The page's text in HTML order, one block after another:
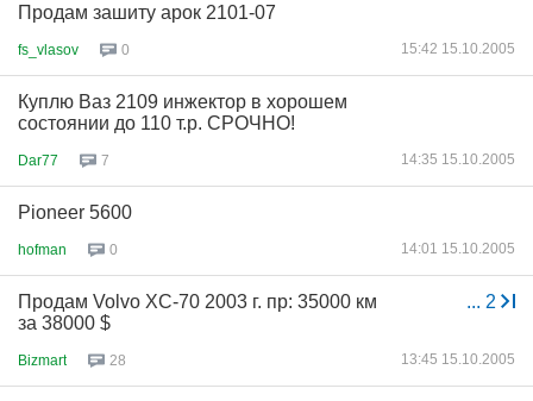
Продам зашиту арок 2101-07
fs_vlasov 0 15:42 15.10.2005
Куплю Ваз 2109 инжектор в хорошем
состоянии до 110 т.р. СРОЧНО!
Dar77 7 14:35 15.10.2005
Pioneer 5600
hofman 0 14:01 15.10.2005
... 2
Продам Volvo XC-70 2003 г. пр: 35000 км
за 38000 $
Bizmart 28 13:45 15.10.2005